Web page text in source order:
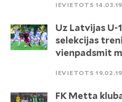
IEVIETOTS
Uz Latvijas U-
selekcijas
vienpadsmit
IEVIETOTS
FK Metta